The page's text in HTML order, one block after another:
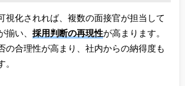
視化されれば、複数の面接官が担当して
揃い、 採用判断の再現性が高まります。
の合理性が高まり、社内からの納得度も
。